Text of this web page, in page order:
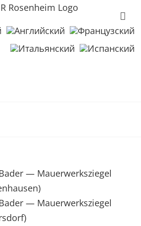
— Mauerwerksziegel
— Mauerwerksziegel